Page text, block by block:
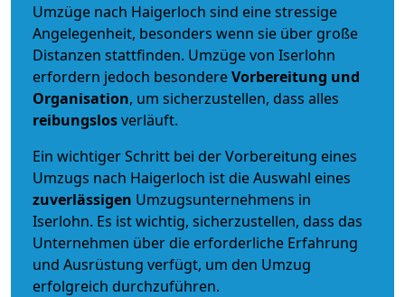
Umzüge nach Haigerloch sind eine stressige
Angelegenheit, besonders wenn sie über große
Distanzen stattfinden. Umzüge von Iserlohn
erfordern jedoch besondereVorbereitung und
Organisation, um sicherzustellen, dass alles
reibungslosverläuft.
Ein wichtiger Schritt bei der Vorbereitung eines
Umzugs nach Haigerloch ist die Auswahl eines
zuverlässigen Umzugsunternehmens in
Iserlohn. Es ist wichtig, sicherzustellen, dass das
Unternehmen über die erforderliche Erfahrung
und Ausrüstung verfügt, um den Umzug
erfolgreich durchzuführen.